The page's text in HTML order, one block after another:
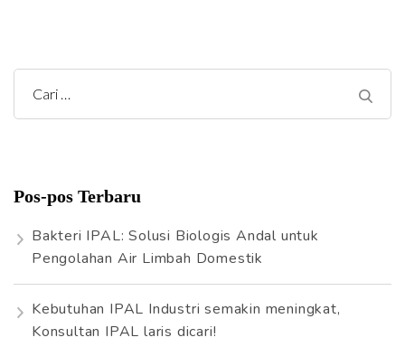
C
a
u
t
k
:
Pos-pos Terbaru
Bakteri IPAL: Solusi Biologis Andal untuk
Pengolahan Air Limbah Domestik
Kebutuhan IPAL Industri semakin meningkat,
Konsultan IPAL laris dicari!